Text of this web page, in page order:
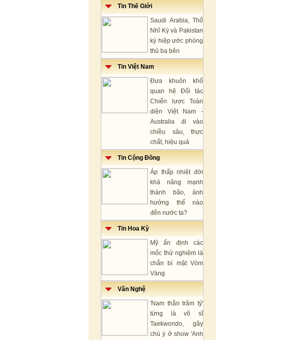
Tin Thế Giới
Saudi Arabia, Thổ
Nhĩ Kỳ và Pakistan
ký hiệp ước phòng
thủ ba bên
Tin Việt Nam
Đưa khuôn khổ
quan hệ Đối tác
Chiến lược Toàn
diện Việt Nam -
Australia đi vào
chiều sâu, thực
chất, hiệu quả
Tin Cộng Đồng
Áp thấp nhiệt đới
khả năng mạnh
thành bão, ảnh
hưởng thế nào
đến nước ta?
Tin Hoa Kỳ
Mỹ ấn định các
mốc thử nghiệm lá
chắn bí mật Vòm
Vàng
Văn Nghệ
'Nam thần trăm tỷ'
từng là võ sĩ
Taekwondo, gây
chú ý ở show 'Anh